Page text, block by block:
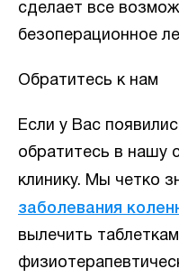
сделает все
безоперационное
Обратитесь к нам
Если у Вас
обратитесь в нашу
клинику. Мы четко
заболевания
вылечить